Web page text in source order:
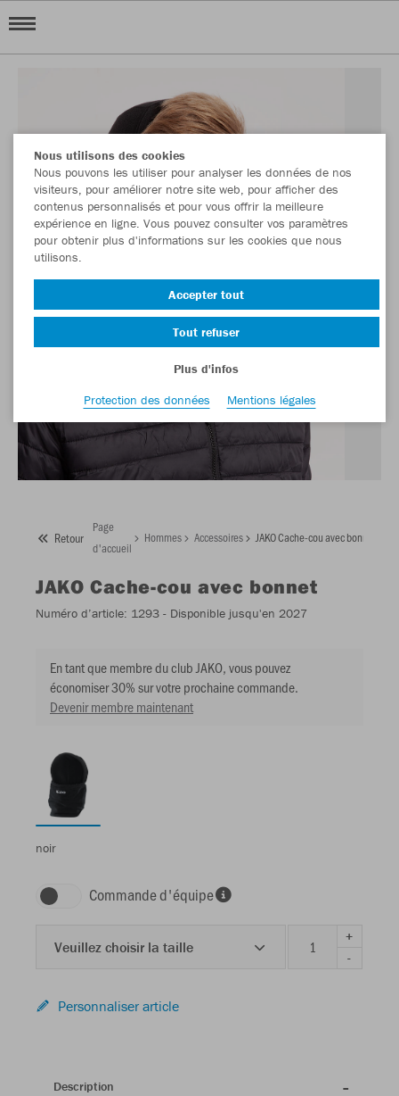
Retour
Page
d'accueil
Hommes Accessoires JAKO Cache-cou avec bonnet
JAKO Cache-cou avec bonnet
Numéro d’article: 1293 - Disponible jusqu'en 2027
En tant que membre du club JAKO, vous pouvez
économiser 30% sur votre prochaine commande.
Devenir membre maintenant
noir
Commande d'équipe
Veuillez choisir la taille
+
-
Personnaliser article
Description
Nous utilisons des cookies
Nous pouvons les utiliser pour analyser les données de nos
visiteurs, pour améliorer notre site web, pour afficher des
contenus personnalisés et pour vous offrir la meilleure
expérience en ligne. Vous pouvez consulter vos paramètres
pour obtenir plus d'informations sur les cookies que nous
utilisons.
Accepter tout
Tout refuser
Plus d'infos
Protection des données
Mentions légales